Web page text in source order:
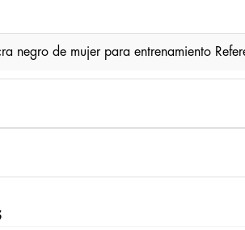
negro de mujer para entrenamiento